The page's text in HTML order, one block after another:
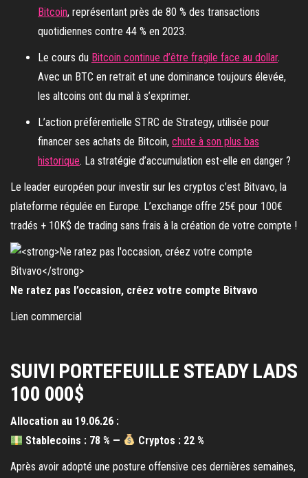
Bitcoin, représentant près de 80 % des transactions
quotidiennes contre 44 % en 2023.
Le cours du Bitcoin continue d’être fragile face au dollar.
Avec un BTC en retrait et une dominance toujours élevée,
les altcoins ont du mal à s’exprimer.
L’action préférentielle STRC de Strategy, utilisée pour
financer ses achats de Bitcoin, chute à son plus bas
historique. La stratégie d’accumulation est-elle en danger ?
Le leader européen pour investir sur les cryptos c’est Bitvavo, la
plateforme régulée en Europe. L’exchange offre 25€ pour 100€
tradés + 10K$ de trading sans frais à la création de votre compte !
Ne ratez pas l’occasion, créez votre compte Bitvavo
Lien commercial
SUIVI PORTEFEUILLE STEADY LADS
100 000$
Allocation au 19.06.26 :
Stablecoins : 78 % — Cryptos : 22 %
Après avoir adopté une posture offensive ces dernières semaines,